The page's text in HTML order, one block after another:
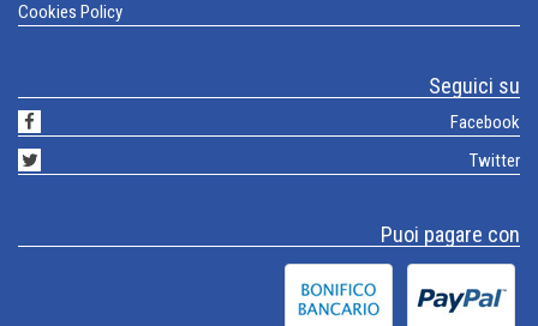
Cookies Policy
Seguici su
Facebook
Twitter
Puoi pagare con